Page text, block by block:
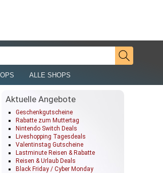
ALLE SHOPS
Aktuelle Angebote
Geschenkgutscheine
Rabatte zum Muttertag
Nintendo Switch Deals
Liveshopping Tagesdeals
Valentinstag Gutscheine
Lastminute Reisen & Rabatte
Reisen & Urlaub Deals
Black Friday / Cyber Monday